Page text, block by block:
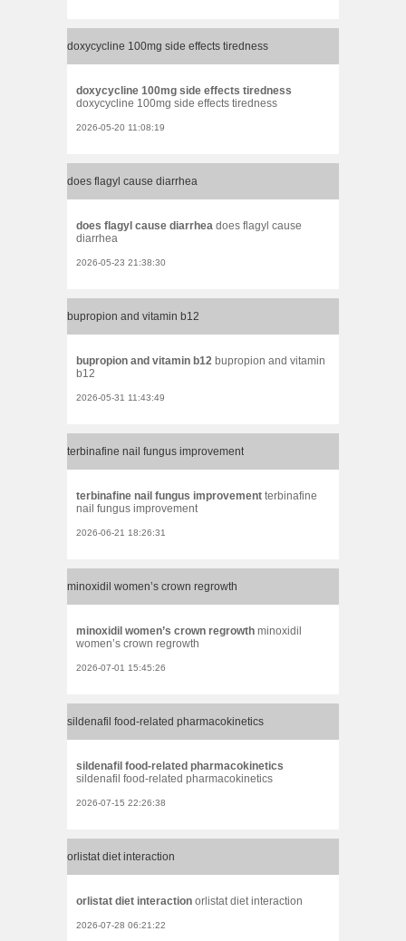
doxycycline 100mg side effects tiredness
doxycycline 100mg side effects tiredness
doxycycline 100mg side effects tiredness
2026-05-20 11:08:19
does flagyl cause diarrhea
does flagyl cause diarrhea does flagyl cause
diarrhea
2026-05-23 21:38:30
bupropion and vitamin b12
bupropion and vitamin b12 bupropion and vitamin
b12
2026-05-31 11:43:49
terbinafine nail fungus improvement
terbinafine nail fungus improvement terbinafine
nail fungus improvement
2026-06-21 18:26:31
minoxidil women’s crown regrowth
minoxidil women’s crown regrowth minoxidil
women’s crown regrowth
2026-07-01 15:45:26
sildenafil food‑related pharmacokinetics
sildenafil food‑related pharmacokinetics
sildenafil food‑related pharmacokinetics
2026-07-15 22:26:38
orlistat diet interaction
orlistat diet interaction orlistat diet interaction
2026-07-28 06:21:22